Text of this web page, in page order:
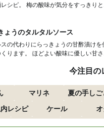
シピ。 梅の酸味が気分をすっきり
ょうのタルタルソース
スの代わりにらっきょうの甘酢漬けを
ります。 ほどよい酸味に優しい甘
今注目の
マリネ 夏の手しご
レシピ
ケール オ